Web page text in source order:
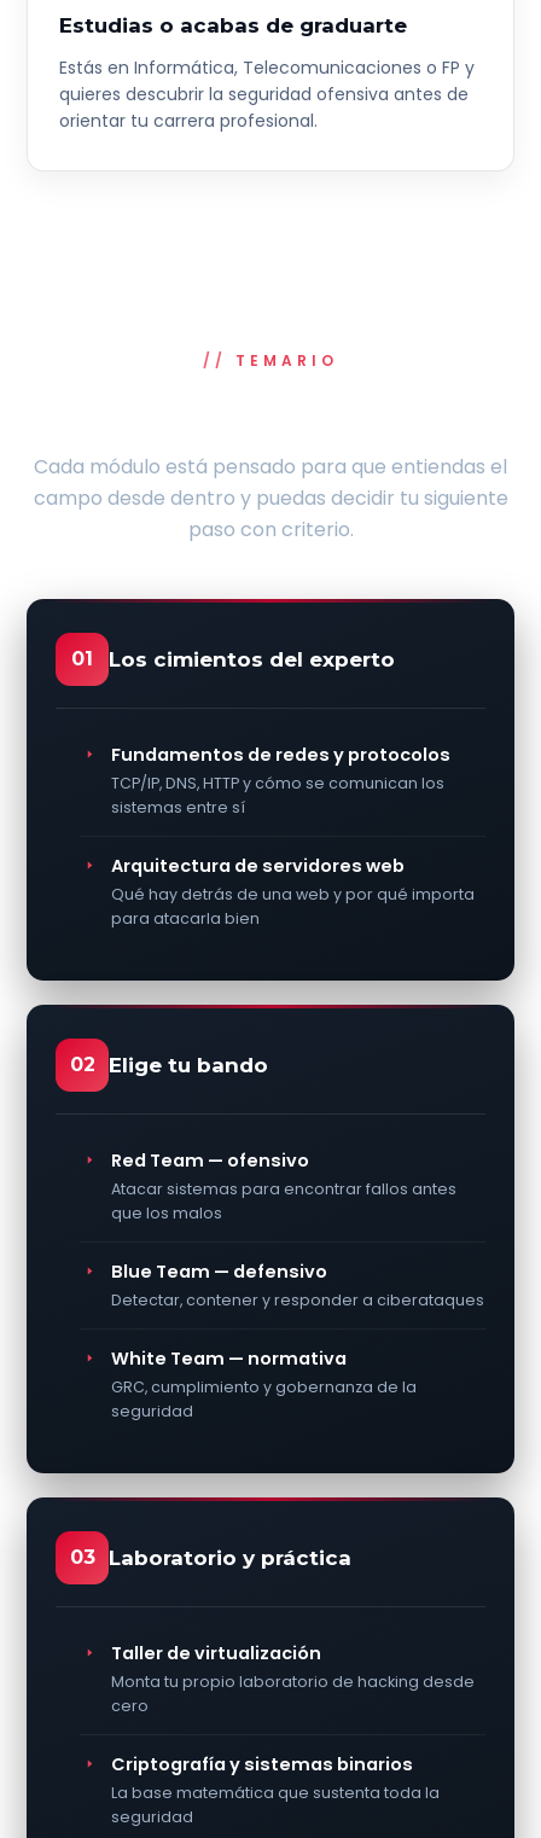
Estudias o acabas de graduarte
Estás en Informática, Telecomunicaciones o FP y
quieres descubrir la seguridad ofensiva antes de
orientar tu carrera profesional.
TEMARIO
Cada módulo está pensado para que entiendas el
campo desde dentro y puedas decidir tu siguiente
paso con criterio.
01 Los cimientos del experto
Fundamentos de redes y protocolos
TCP/IP, DNS, HTTP y cómo se comunican los
sistemas entre sí
Arquitectura de servidores web
Qué hay detrás de una web y por qué importa
para atacarla bien
02 Elige tu bando
Red Team — ofensivo
Atacar sistemas para encontrar fallos antes
que los malos
Blue Team — defensivo
Detectar, contener y responder a ciberataques
White Team — normativa
GRC, cumplimiento y gobernanza de la
seguridad
03 Laboratorio y práctica
Taller de virtualización
Monta tu propio laboratorio de hacking desde
cero
Criptografía y sistemas binarios
La base matemática que sustenta toda la
seguridad